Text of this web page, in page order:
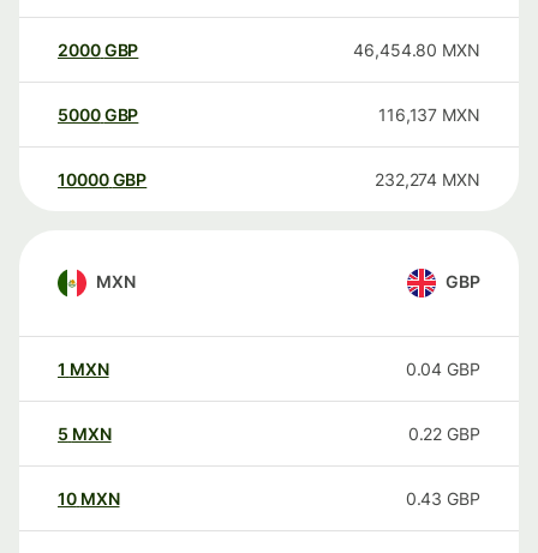
2000GBP 46,454.80 MXN
5000GBP 116,137 MXN
10000 GBP 232,274 MXN
MXN GBP
1 MXN 0.04 GBP
5 MXN 0.22 GBP
10 MXN 0.43 GBP